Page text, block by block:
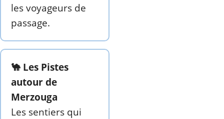
les voyageurs de
passage.
🐪 Les Pistes
autour de
Merzouga
Les sentiers qui